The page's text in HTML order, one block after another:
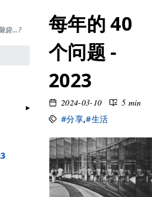
袋...?
每年的 40
个问题 -
2023
2024-03-10
5 min
#分享,#生活